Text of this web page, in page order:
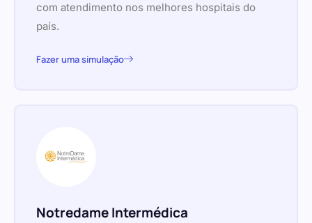
com atendimento nos melhores hospitais do
país.
Fazer uma simulação
Notredame Intermédica